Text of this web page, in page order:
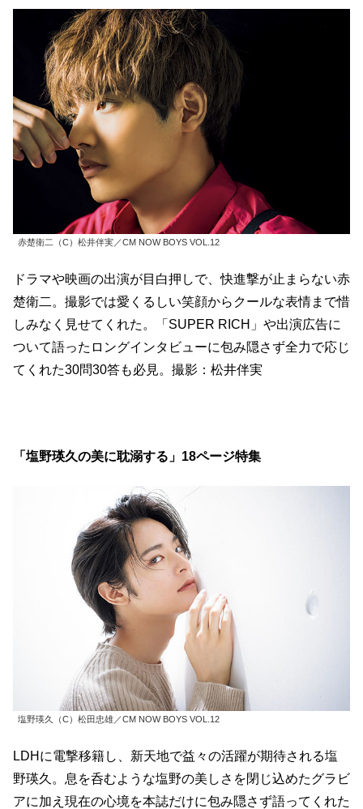
赤楚衛二（C）松井伴実／CM NOW BOYS VOL.12
ドラマや映画の出演が目白押しで、快進撃が止まらない赤
楚衛二。撮影では愛くるしい笑顔からクールな表情まで惜
しみなく見せてくれた。「SUPER RICH」や出演広告に
ついて語ったロングインタビューに包み隠さず全力で応じ
てくれた30問30答も必見。撮影：松井伴実
「塩野瑛久の美に耽溺する」18ページ特集
塩野瑛久（C）松田忠雄／CM NOW BOYS VOL.12
LDHに電撃移籍し、新天地で益々の活躍が期待される塩
野瑛久。息を呑むような塩野の美しさを閉じ込めたグラビ
アに加え現在の心境を本誌だけに包み隠さず語ってくれた